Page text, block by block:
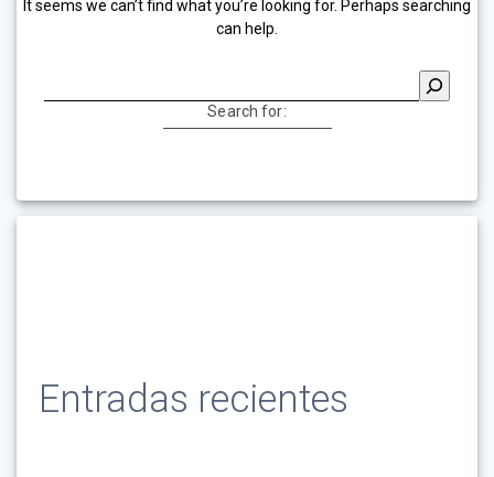
It seems we can’t find what you’re looking for. Perhaps searching
can help.
Search for:
Entradas recientes